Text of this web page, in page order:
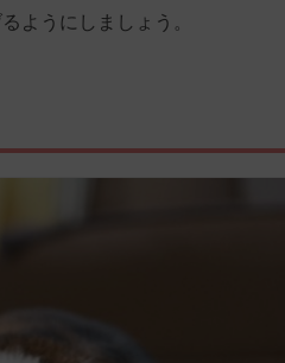
ようにしましょう。